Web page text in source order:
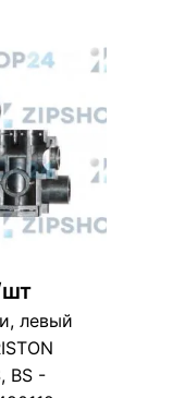
можно заказать
левый
BS -